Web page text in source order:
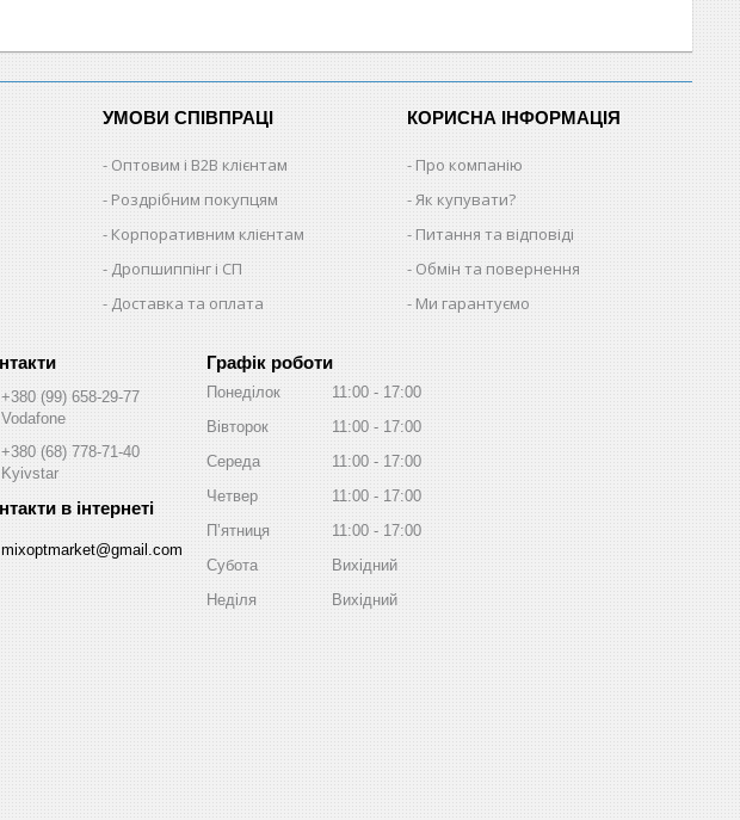
УМОВИ СПІВПРАЦІ
Оптовим і B2B клієнтам
Роздрібним покупцям
Корпоративним клієнтам
Дропшиппінг і СП
Доставка та оплата
КОРИСНА ІНФОРМАЦІЯ
Про компанію
Як купувати?
Питання та відповіді
Обмін та повернення
Ми гарантуємо
+380 (99) 658-29-77
Vodafone
+380 (68) 778-71-40
Kyivstar
mixoptmarket@gmail.com
Графік роботи
Понеділок 11:00
17:00
Вівторок
11:00
17:00
Середа
11:00
17:00
Четвер
11:00
17:00
Пʼятниця
11:00
17:00
Субота
Вихідний
Неділя
Вихідний